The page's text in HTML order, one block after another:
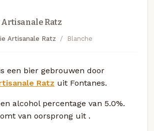
Ratz
Artisanale Ratz Blanche
een bier gebrouwen door
Ratz uit Fontanes.
alcohol percentage van 5.0%.
van oorsprong uit .